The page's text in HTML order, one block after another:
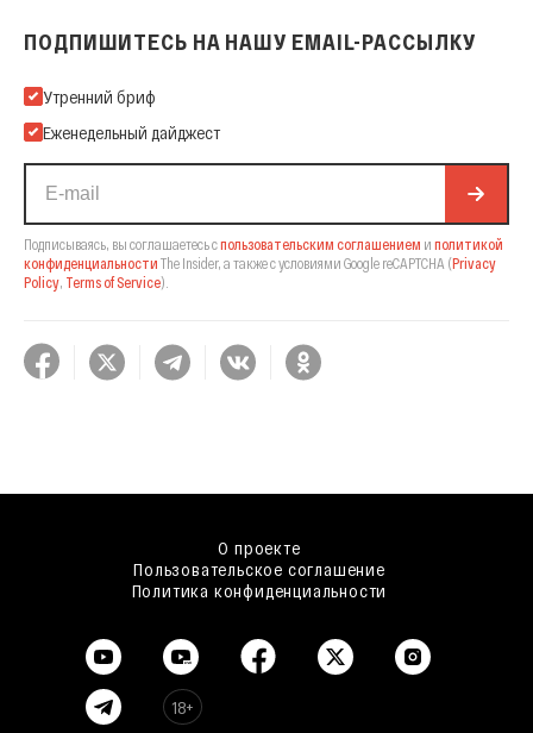
ПОДПИШИТЕСЬ НА НАШУ EMAIL-РАССЫЛКУ
Подпишитесь на нашу Email-рассылку
Утренний бриф
Еженедельный дайджест
Подписываясь, вы соглашаетесь спользовательским соглашением и политикой
конфиденциальности The Insider, а также с условиями Google reCAPTCHA (Privacy
Policy, Terms of Service).
О проекте
Пользовательское соглашение
Политика конфиденциальности
18+